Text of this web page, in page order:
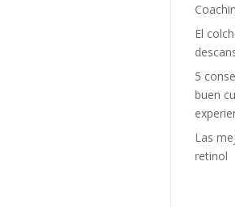
El
5
buen
Las
retinol